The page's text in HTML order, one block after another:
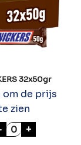
aantal
32x50gr
om de prijs
zien
SNICKERS
+